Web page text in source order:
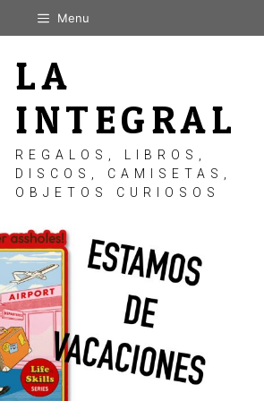
Menu
LA
INTEGRAL
REGALOS, LIBROS,
DISCOS, CAMISETAS,
OBJETOS CURIOSOS